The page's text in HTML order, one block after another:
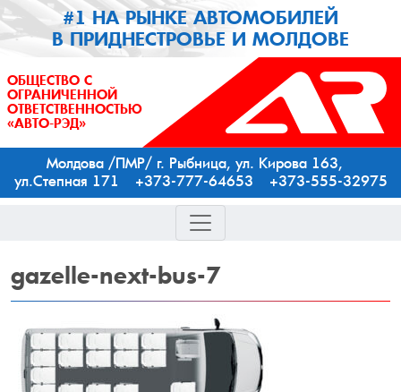
#1 НА РЫНКЕ АВТОМОБИЛЕЙ
В ПРИДНЕСТРОВЬЕ И МОЛДОВЕ
ОБЩЕСТВО С
ОГРАНИЧЕННОЙ
ОТВЕТСТВЕННОСТЬЮ
«АВТО-РЭД»
Молдова /ПМР/ г. Рыбница, ул. Кирова 163,
ул.Степная 171 +373-777-64653 +373-555-32975
gazelle-next-bus-7